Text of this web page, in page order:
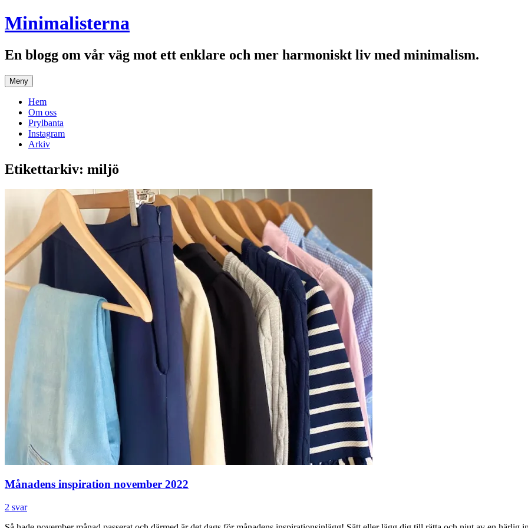
Hoppa
till
Minimalisterna
En blogg om vår väg mot ett enklare och mer harmoniskt liv med minimalism.
Meny
Hem
Om oss
Prylbanta
Instagram
Arkiv
Etikettarkiv: miljö
Månadens inspiration november 2022
2 svar